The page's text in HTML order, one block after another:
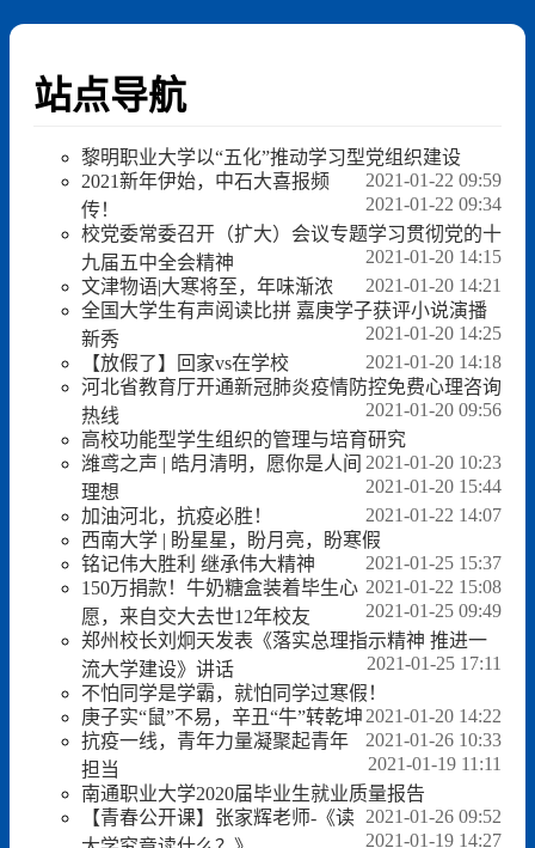
站点导航
黎明职业大学以“五化”推动学习型党组织建设
2021-01-22 09:59
2021新年伊始，中石大喜报频
传！
2021-01-22 09:34
校党委常委召开（扩大）会议专题学习贯彻党的十
九届五中全会精神
2021-01-20 14:15
文津物语|大寒将至，年味渐浓
2021-01-20 14:21
全国大学生有声阅读比拼 嘉庚学子获评小说演播
新秀
2021-01-20 14:25
【放假了】回家vs在学校
2021-01-20 14:18
河北省教育厅开通新冠肺炎疫情防控免费心理咨询
热线
2021-01-20 09:56
高校功能型学生组织的管理与培育研究
2021-01-20 10:23
潍鸢之声 | 皓月清明，愿你是人间
理想
2021-01-20 15:44
加油河北，抗疫必胜！
2021-01-22 14:07
西南大学 | 盼星星，盼月亮，盼寒假
2021-01-25 15:37
铭记伟大胜利 继承伟大精神
2021-01-22 15:08
150万捐款！牛奶糖盒装着毕生心
愿，来自交大去世12年校友
2021-01-25 09:49
郑州校长刘炯天发表《落实总理指示精神 推进一
流大学建设》讲话
2021-01-25 17:11
不怕同学是学霸，就怕同学过寒假！
2021-01-20 14:22
庚子实“鼠”不易，辛丑“牛”转乾坤
2021-01-26 10:33
抗疫一线，青年力量凝聚起青年
担当
2021-01-19 11:11
南通职业大学2020届毕业生就业质量报告
2021-01-26 09:52
【青春公开课】张家辉老师-《读
2021-01-19 14:27